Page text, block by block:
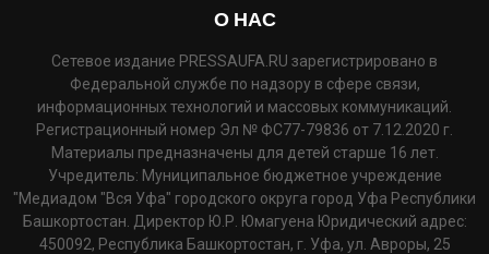
О НАС
Сетевое издание PRESSAUFA.RU зарегистрировано в
Федеральной службе по надзору в сфере связи,
информационных технологий и массовых коммуникаций.
Регистрационный номер Эл № ФС77-79836 от 7.12.2020 г.
Материалы предназначены для детей старше 16 лет.
Учредитель: Муниципальное бюджетное учреждение
"Медиадом "Вся Уфа" городского округа город Уфа Республики
Башкортостан. Директор Ю.Р. Юмагуена Юридический адрес:
450092, Республика Башкортостан, г. Уфа, ул. Авроры, 25